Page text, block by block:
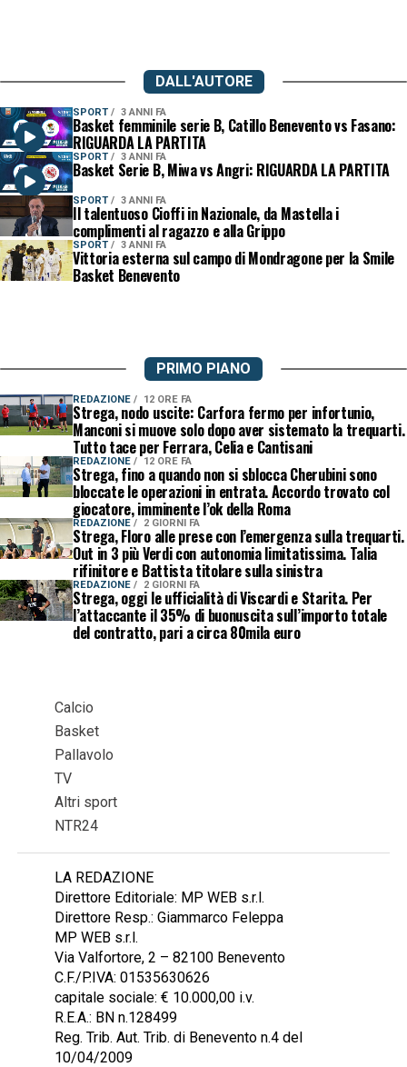
DALL'AUTORE
SPORT 3 ANNI FA
Basket femminile serie B, Catillo Benevento vs Fasano:
RIGUARDA LA PARTITA
SPORT 3 ANNI FA
Basket Serie B, Miwa vs Angri: RIGUARDA LA PARTITA
SPORT 3 ANNI FA
Il talentuoso Cioffi in Nazionale, da Mastella i
complimenti al ragazzo e alla Grippo
SPORT 3 ANNI FA
Vittoria esterna sul campo di Mondragone per la Smile
Basket Benevento
PRIMO PIANO
REDAZIONE 12 ORE FA
Strega, nodo uscite: Carfora fermo per infortunio,
Manconi si muove solo dopo aver sistemato la trequarti.
Tutto tace per Ferrara, Celia e Cantisani
REDAZIONE 12 ORE FA
Strega, fino a quando non si sblocca Cherubini sono
bloccate le operazioni in entrata. Accordo trovato col
giocatore, imminente l’ok della Roma
REDAZIONE 2 GIORNI FA
Strega, Floro alle prese con l’emergenza sulla trequarti.
Out in 3 più Verdi con autonomia limitatissima. Talia
rifinitore e Battista titolare sulla sinistra
REDAZIONE 2 GIORNI FA
Strega, oggi le ufficialità di Viscardi e Starita. Per
l’attaccante il 35% di buonuscita sull’importo totale
del contratto, pari a circa 80mila euro
Calcio
Basket
Pallavolo
TV
Altri sport
NTR24
LA REDAZIONE
Direttore Editoriale: MP WEB s.r.l.
Direttore Resp.: Giammarco Feleppa
MP WEB s.r.l.
Via Valfortore, 2 – 82100 Benevento
C.F./P.IVA: 01535630626
capitale sociale: € 10.000,00 i.v.
R.E.A.: BN n.128499
Reg. Trib. Aut. Trib. di Benevento n.4 del
10/04/2009